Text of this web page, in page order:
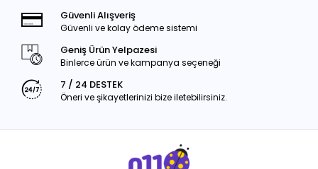
Güvenli Alışveriş
Güvenli ve kolay ödeme sistemi
Geniş Ürün Yelpazesi
Binlerce ürün ve kampanya seçeneği
7 / 24 DESTEK
Öneri ve şikayetlerinizi bize iletebilirsiniz.